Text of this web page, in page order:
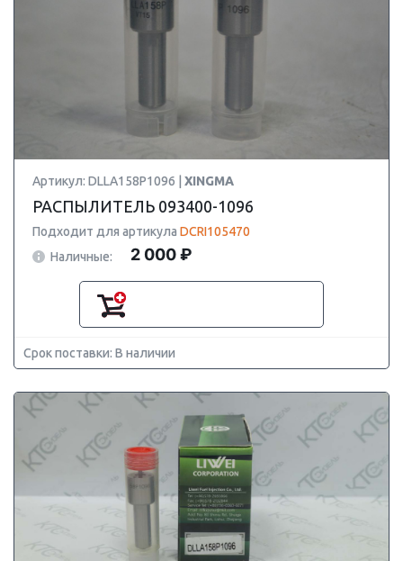
Артикул: DLLA158P1096 | XINGMA
РАСПЫЛИТЕЛЬ 093400-1096
Подходит для артикула DCRI105470
Наличные:
2 000 ₽
Срок поставки: В наличии